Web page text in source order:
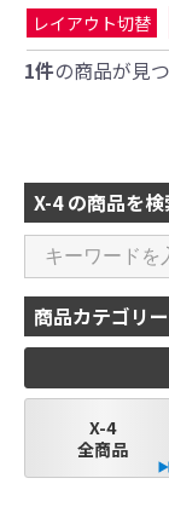
レイアウト切替
1件の商品が見
X-4 の商品を検
商品カテゴリ
X-4
全商品
●当HP内で
かりやす
真を使用